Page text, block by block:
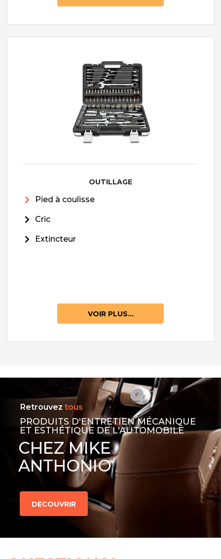
OUTILLAGE
Pied à coulisse
Cric
Extincteur
VOIR PLUS...
Retrouvez tous
PRODUITS D'ENTRETIEN MÉCANIQUE
ET ESTHÉTIQUE DE L'AUTOMOBILE
CHEZ MIKE
ANTHONIO
DECOUVRIR